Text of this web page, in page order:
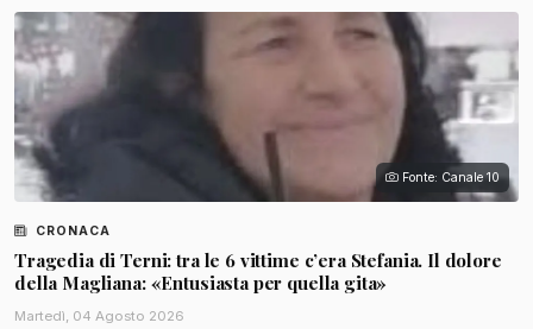
Fonte: Canale 10
CRONACA
Tragedia di Terni: tra le 6 vittime c’era Stefania. Il dolore
della Magliana: «Entusiasta per quella gita»
Martedì, 04 Agosto 2026